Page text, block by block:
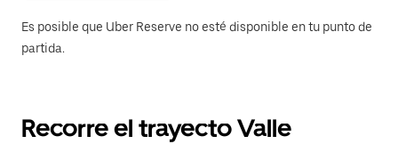
Es posible que Uber Reserve no esté disponible en tu punto de
partida.
Recorre el trayecto Valle